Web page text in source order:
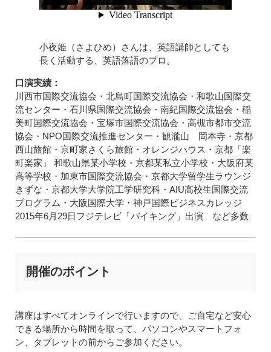
小夜姫（さよひめ）さんは、英語講師としても
長く活動する、英語落語のプロ。
口演実績：
川西市国際交流協会・北島町国際交流協会・和歌山国際交
流センター・石川県国際交流協会・南紀国際交流協会・稲
美町国際交流協会・宝塚市国際交流協会・高槻市都市交流
協会・NPO国際交流推進センター・観瀧山 岡本寺・京都
西山旅館・京町家さくら旅館・オレンジハウス・京都「楽
町楽家」 和歌山県某小学校・京都某私立小学校・大阪府某
高等学校・加東市国際交流協会・京都大学留学生ラウンジ
きずな・京都大学大学院工学研究科・AIU高校生国際交流
プログラム・大阪国際大学・神戸国際ビジネスカレッジ
2015年6月29日フジテレビ「バイキング」出演 など多数
開催のポイント
講座はすべてオンラインで行いますので、ご自宅など安心
できる場所から時間を取って、パソコンやスマートフォ
ン、タブレットの前からご参加ください。